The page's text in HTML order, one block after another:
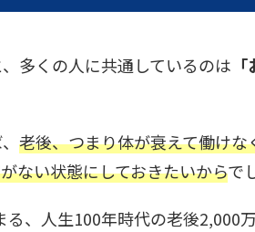
多くの人に共通しているのは
老後、つまり体が衰えて働け
ない状態にしておきたいからで
、人生100年時代の老後2,000万